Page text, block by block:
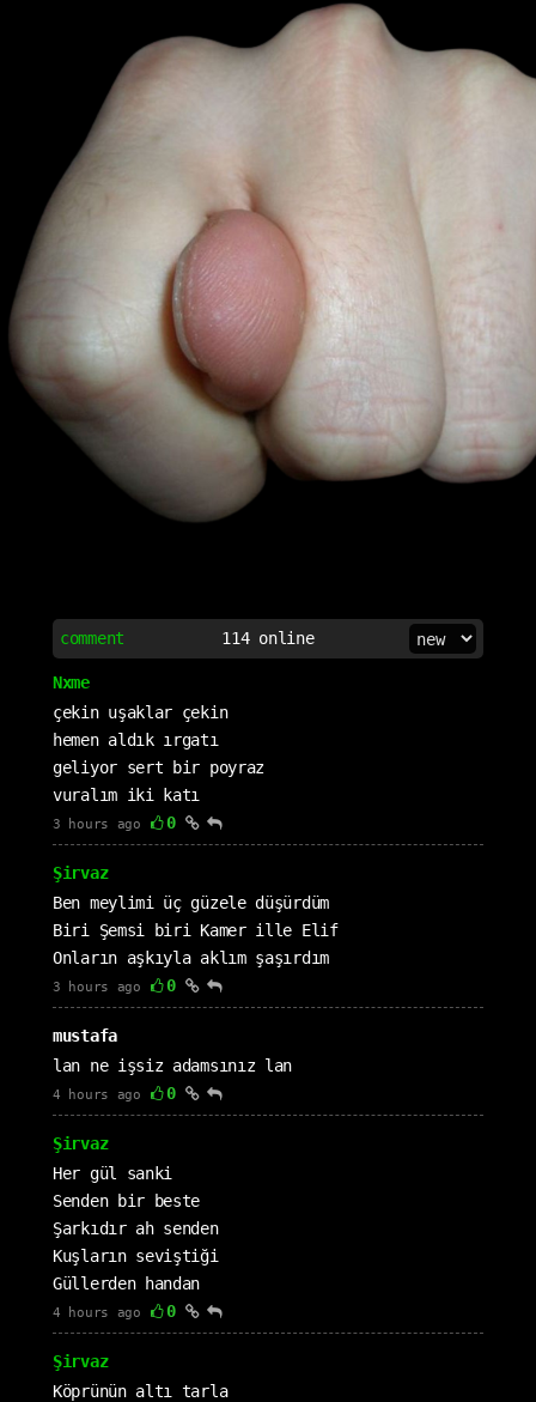
comment 114online
Nxme
çekin uşaklar çekin
hemen aldık ırgatı
geliyor sert bir poyraz
vuralım iki katı
3 hours ago 0
Şirvaz
Ben meylimi üç güzele düşürdüm
Biri Şemsi biri Kamer ille Elif
Onların aşkıyla aklım şaşırdım
3 hours ago 0
mustafa
lan ne işsiz adamsınız lan
4 hours ago 0
Şirvaz
Her gül sanki
Senden bir beste
Şarkıdır ah senden
Kuşların seviştiği
Güllerden handan
4 hours ago 0
Şirvaz
Köprünün altı tarla